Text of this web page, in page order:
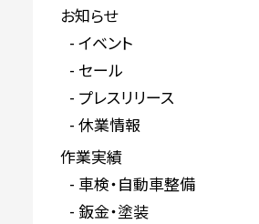
お知らせ
イベント
セール
プレスリリース
休業情報
作業実績
車検・自動車整備
鈑金・塗装